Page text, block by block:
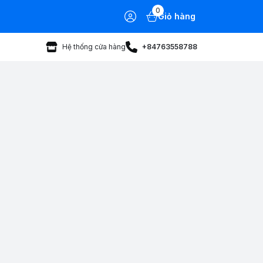
0
Giỏ hàng
Hệ thống cửa hàng +84763558788